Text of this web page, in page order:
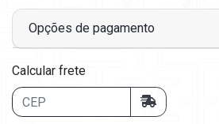
Opções de pagamento
Calcular frete